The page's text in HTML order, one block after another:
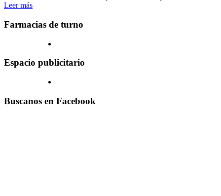
Leer más
Farmacias de turno
Espacio publicitario
Buscanos en Facebook